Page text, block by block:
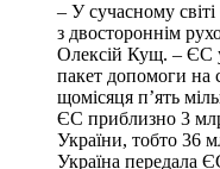
– У сучасному свiтi
з двостороннiм
Олексiй Кущ. – ЄС
пакет допомоги
щомiсяця п’ять
ЄС приблизно 3
України, тобто 36
Україна передала